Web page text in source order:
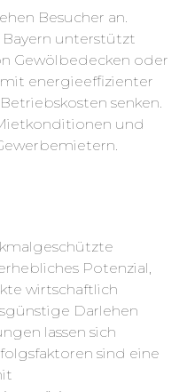
Besucher an.
unterstützt
Gewölbedecken oder
energieeffizienter
senken.
und
Potenzial,
wirtschaftlich
Darlehen
lassen sich
sind eine